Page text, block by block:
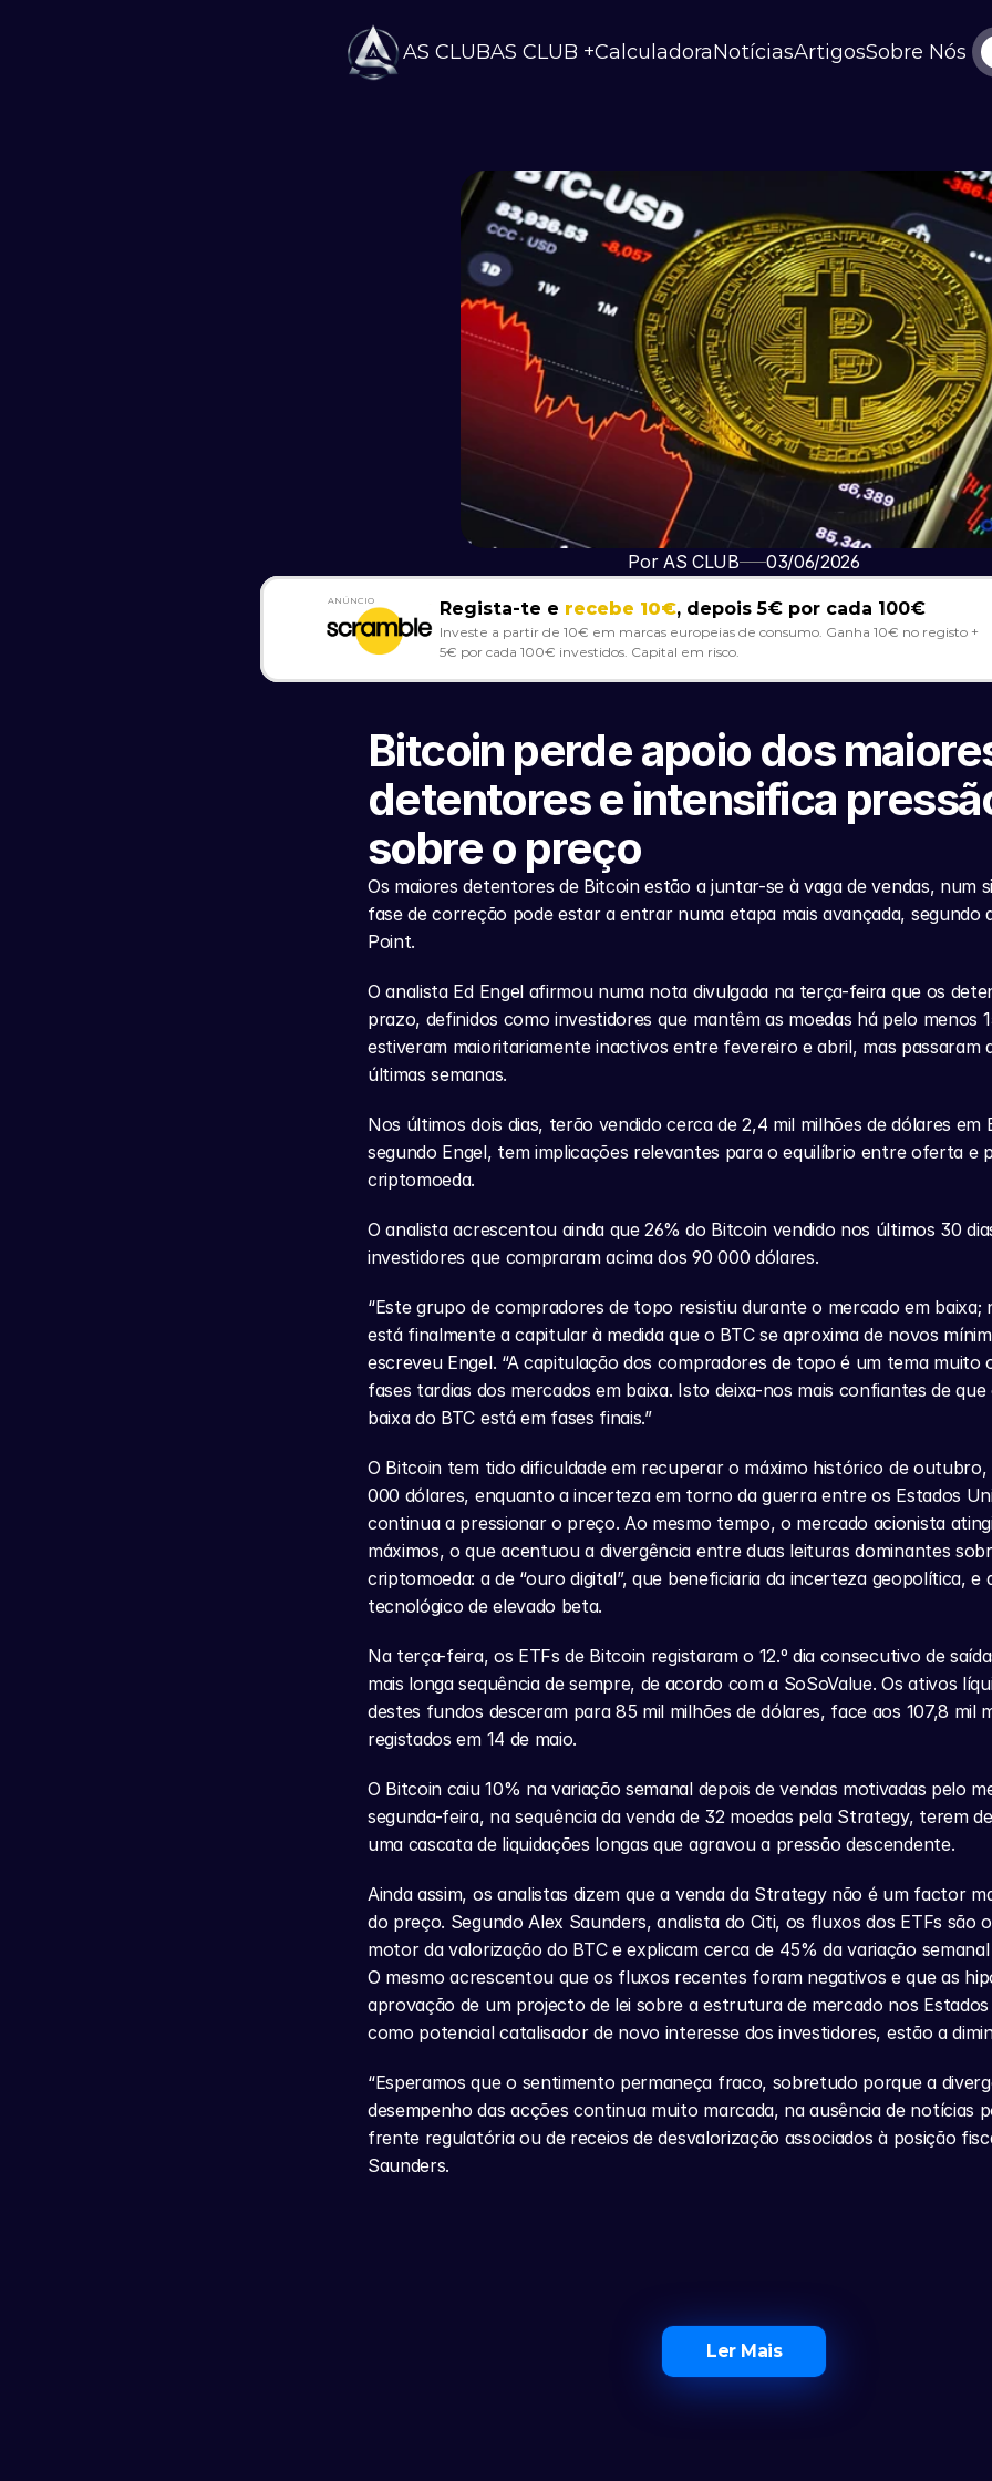
AS CLUBAS CLUB +CalculadoraNotíciasArtigosSobre Nós
Por AS CLUB 03/06/2026
ANÚNCIO Regista-te e recebe 10€, depois 5€ por cada 100€
Investe a partir de 10€ em marcas europeias de consumo. Ganha 10€ no registo +
5€ por cada 100€ investidos. Capital em risco.
Bitcoin perde apoio dos
detentores e intensifica
sobre o preço
Os maiores detentores de Bitcoin estão a juntar-se à vaga de vendas, num
fase de correção pode estar a entrar numa etapa mais avançada, segundo
Point.
O analista Ed Engel afirmou numa nota divulgada na terça-feira que os
prazo, definidos como investidores que mantêm as moedas há pelo menos
estiveram maioritariamente inactivos entre fevereiro e abril, mas passaram
últimas semanas.
Nos últimos dois dias, terão vendido cerca de 2,4 mil milhões de dólares em
segundo Engel, tem implicações relevantes para o equilíbrio entre oferta e
criptomoeda.
O analista acrescentou ainda que 26% do Bitcoin vendido nos últimos 30
investidores que compraram acima dos 90 000 dólares.
“Este grupo de compradores de topo resistiu durante o mercado em
está finalmente a capitular à medida que o BTC se aproxima de novos
escreveu Engel. “A capitulação dos compradores de topo é um tema muito
fases tardias dos mercados em baixa. Isto deixa-nos mais confiantes de
baixa do BTC está em fases finais.”
O Bitcoin tem tido dificuldade em recuperar o máximo histórico de outubro,
000 dólares, enquanto a incerteza em torno da guerra entre os Estados
continua a pressionar o preço. Ao mesmo tempo, o mercado acionista
máximos, o que acentuou a divergência entre duas leituras dominantes
criptomoeda: a de “ouro digital”, que beneficiaria da incerteza geopolítica, e
tecnológico de elevado beta.
Na terça-feira, os ETFs de Bitcoin registaram o 12.º dia consecutivo de
mais longa sequência de sempre, de acordo com a SoSoValue. Os ativos
destes fundos desceram para 85 mil milhões de dólares, face aos 107,8 mil
registados em 14 de maio.
O Bitcoin caiu 10% na variação semanal depois de vendas motivadas pelo
segunda-feira, na sequência da venda de 32 moedas pela Strategy, terem
uma cascata de liquidações longas que agravou a pressão descendente.
Ainda assim, os analistas dizem que a venda da Strategy não é um factor
do preço. Segundo Alex Saunders, analista do Citi, os fluxos dos ETFs são
motor da valorização do BTC e explicam cerca de 45% da variação
O mesmo acrescentou que os fluxos recentes foram negativos e que as
aprovação de um projecto de lei sobre a estrutura de mercado nos
como potencial catalisador de novo interesse dos investidores, estão a
“Esperamos que o sentimento permaneça fraco, sobretudo porque a
desempenho das acções continua muito marcada, na ausência de notícias
frente regulatória ou de receios de desvalorização associados à posição
Saunders.
Ler Mais